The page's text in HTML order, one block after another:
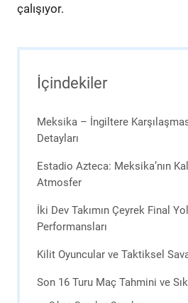
çalışıyor.
İçindekiler
Meksika – İngiltere
Detayları
Estadio Azteca: Meksika’nın
Atmosfer
İki Dev Takımın Çeyrek Final
Performansları
Kilit Oyuncular ve Taktiksel
Son 16 Turu Maç Tahmini ve